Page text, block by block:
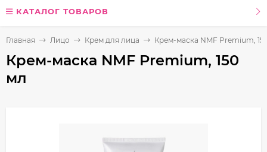
КАТАЛОГ ТОВАРОВ
Главная Лицо Крем для лица Крем-маска NMF Premium,
Крем-маска NMF Premium, 150
мл